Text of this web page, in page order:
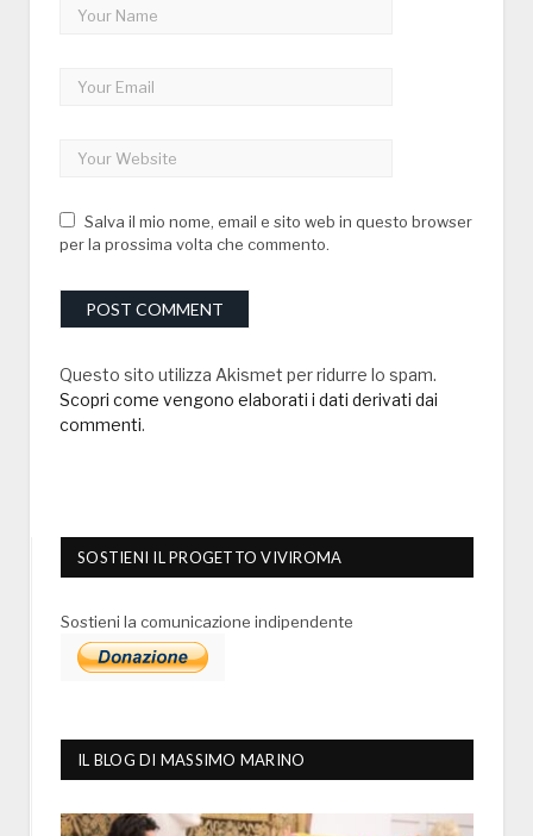
Salva il mio nome, email e sito web in questo browser
per la prossima volta che commento.
Questo sito utilizza Akismet per ridurre lo spam.
Scopri come vengono elaborati i dati derivati dai
commenti.
SOSTIENI IL PROGETTO VIVIROMA
Sostieni la comunicazione indipendente
IL BLOG DI MASSIMO MARINO